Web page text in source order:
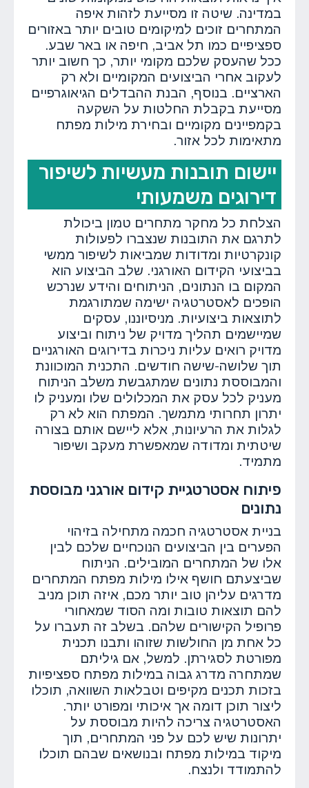
במדינה. שיטה זו מסייעת לזהות איפה
המתחרים זוכים למיקומים טובים יותר באזורים
ספציפיים כמו תל אביב, חיפה או באר שבע.
ככל שהעסק שלכם מקומי יותר, כך חשוב יותר
לעקוב אחרי הביצועים המקומיים ולא רק
הארציים. בנוסף, הבנת ההבדלים הגיאוגרפיים
מסייעת בקבלת החלטות על השקעה
בקמפיינים מקומיים ובחירת מילות מפתח
מתאימות לכל אזור.
יישום תובנות מעשיות לשיפור
דירוגים משמעותי
הצלחת כל מחקר מתחרים טמון ביכולת
לתרגם את התובנות שנצברו לפעולות
קונקרטיות ומדודות שמביאות לשיפור ממשי
בביצועי הקידום האורגני. שלב הביצוע הוא
המקום בו הנתונים, הניתוחים והידע שנרכש
הופכים לאסטרטגיה ישימה שמתורגמת
לתוצאות ביצועיות. מניסיוננו, עסקים
שמיישמים תהליך מדויק של ניתוח וביצוע
מדויק רואים עליות ניכרות בדירוגים האורגניים
תוך שלושה-שישה חודשים. התכנית המוכוונת
והמבוססת נתונים שמתגבשת משלב הניתוח
מעניק לכל עסק את המכלולים שלו ומעניק לו
יתרון תחרותי מתמשך. המפתח הוא לא רק
לגלות את הרעיונות, אלא ליישם אותם בצורה
שיטתית ומדודה שמאפשרת מעקב ושיפור
מתמיד.
פיתוח אסטרטגיית קידום אורגני מבוססת
נתונים
בניית אסטרטגיה חכמה מתחילה בזיהוי
הפערים בין הביצועים הנוכחיים שלכם לבין
אלו של המתחרים המובילים. הניתוח
שביצעתם חושף אילו מילות מפתח המתחרים
מדרגים עליהן טוב יותר מכם, איזה תוכן מניב
להם תוצאות טובות ומה הסוד שמאחורי
פרופיל הקישורים שלהם. בשלב זה תעברו על
כל אחת מן החולשות שזוהו ותבנו תכנית
מפורטת לסגירתן. למשל, אם גיליתם
שמתחרה מדרג גבוה במילות מפתח ספציפיות
בזכות תכנים מקיפים וטבלאות השוואה, תוכלו
ליצור תוכן דומה אך איכותי ומפורט יותר.
האסטרטגיה צריכה להיות מבוססת על
יתרונות שיש לכם על פני המתחרים, תוך
מיקוד במילות מפתח ובנושאים שבהם תוכלו
להתמודד ולנצח.